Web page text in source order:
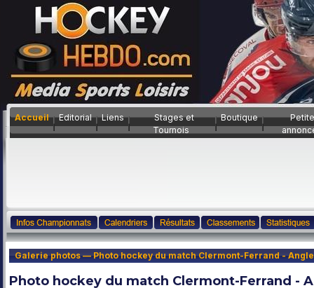
Accueil Editorial Liens
Stages et
Tournois
Boutique
Galerie photos — Photo hockey du match Clermont-Ferrand -
Photo hockey du match Clermont-Ferrand -